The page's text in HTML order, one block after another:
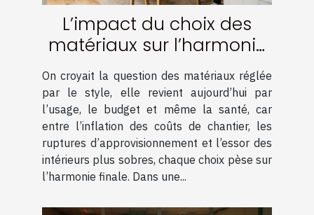
L’impact du choix des
matériaux sur l’harmonie
d’une rénovation réussie
On croyait la question des matériaux réglée
par le style, elle revient aujourd’hui par
l’usage, le budget et même la santé, car
entre l’inflation des coûts de chantier, les
ruptures d’approvisionnement et l’essor des
intérieurs plus sobres, chaque choix pèse sur
l’harmonie finale. Dans une...